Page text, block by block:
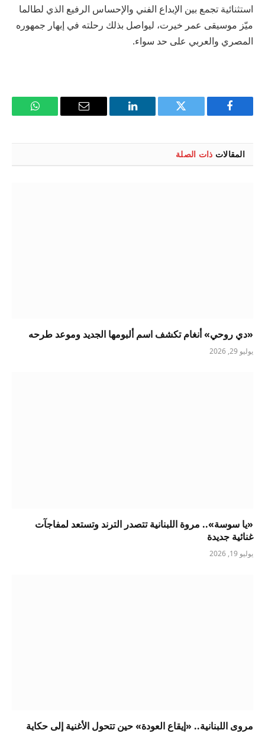
استثنائية تجمع بين الإبداع الفني والإحساس الرفيع الذي لطالما
ميّز موسيقى عمر خيرت، ليواصل بذلك رحلته في إبهار جمهوره
المصري والعربي على حد سواء.
فيسبوك تويتر لينكدإن
البريد
واتساب
المقالات ذات الصلة
«دي روحي» أنغام تكشف اسم ألبومها الجديد وموعد طرحه
يوليو 29, 2026
«يا سوسة».. مروة اللبنانية تتصدر الترند وتستعد لمفاجآت
غنائية جديدة
يوليو 19, 2026
مروى اللبنانية.. «إيقاع العودة» حين تتحول الأغنية إلى حكاية